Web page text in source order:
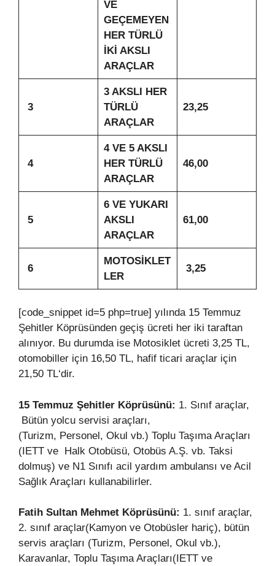
VE
GEÇEMEYEN
HER TÜRLÜ
İKİ AKSLI
ARAÇLAR
3
3 AKSLI HER
TÜRLÜ
ARAÇLAR
23,25
4
4 VE 5 AKSLI
HER TÜRLÜ
ARAÇLAR
46,00
5
6 VE YUKARI
AKSLI
ARAÇLAR
61,00
6
MOTOSİKLET
LER
3,25
[code_snippet id=5 php=true] yılında 15 Temmuz
Şehitler Köprüsünden geçiş ücreti her iki taraftan
alınıyor. Bu durumda ise Motosiklet ücreti 3,25 TL,
otomobiller için 16,50 TL, hafif ticari araçlar için
21,50 TL‘dir.
15 Temmuz Şehitler Köprüsünü: 1. Sınıf araçlar,
Bütün yolcu servisi araçları,
(Turizm, Personel, Okul vb.) Toplu Taşıma Araçları
(IETT ve Halk Otobüsü, Otobüs A.Ş. vb. Taksi
dolmuş) ve N1 Sınıfı acil yardım ambulansı ve Acil
Sağlık Araçları kullanabilirler.
Fatih Sultan Mehmet Köprüsünü: 1. sınıf araçlar,
2. sınıf araçlar(Kamyon ve Otobüsler hariç), bütün
servis araçları (Turizm, Personel, Okul vb.),
Karavanlar, Toplu Taşıma Araçları(IETT ve